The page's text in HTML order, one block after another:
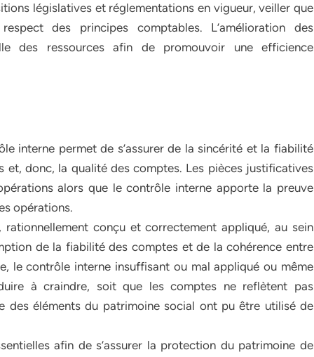
législatives et réglementations en vigueur, veiller que
des principes comptables. L’amélioration des
des ressources afin de promouvoir une efficience
interne permet de s’assurer de la sincérité et la fiabilité
et, donc, la qualité des comptes. Les pièces justificatives
alors que le contrôle interne apporte la preuve
opérations.
rationnellement conçu et correctement appliqué, au sein
de la fiabilité des comptes et de la cohérence entre
le contrôle interne insuffisant ou mal appliqué ou même
à craindre, soit que les comptes ne reflètent pas
des éléments du patrimoine social ont pu être utilisé de
afin de s’assurer la protection du patrimoine de